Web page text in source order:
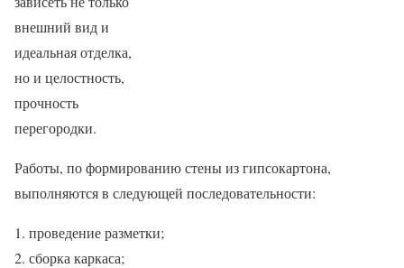
внешний вид и
идеальная отделка,
но и целостность,
прочность
перегородки.
Работы, по формированию стены из гипсокартона,
выполняются в следующей последовательности:
проведение разметки;
сборка каркаса;